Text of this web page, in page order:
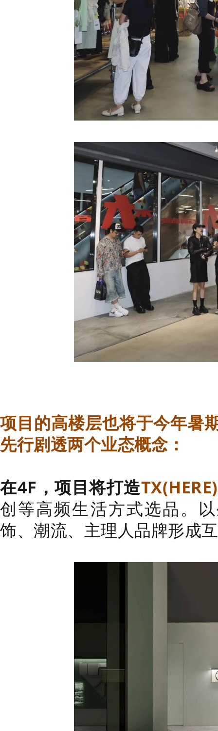
项目的高楼层也将于今年暑
先行剧透两个业态概念：
在4F，项目将打造
创等高频生活方式选品。
饰、潮流、主理人品牌形成